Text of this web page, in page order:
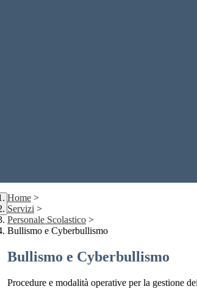
Home >
Servizi >
Personale Scolastico >
Bullismo e Cyberbullismo
Bullismo e Cyberbullismo
Procedure e modalità operative per la gestione